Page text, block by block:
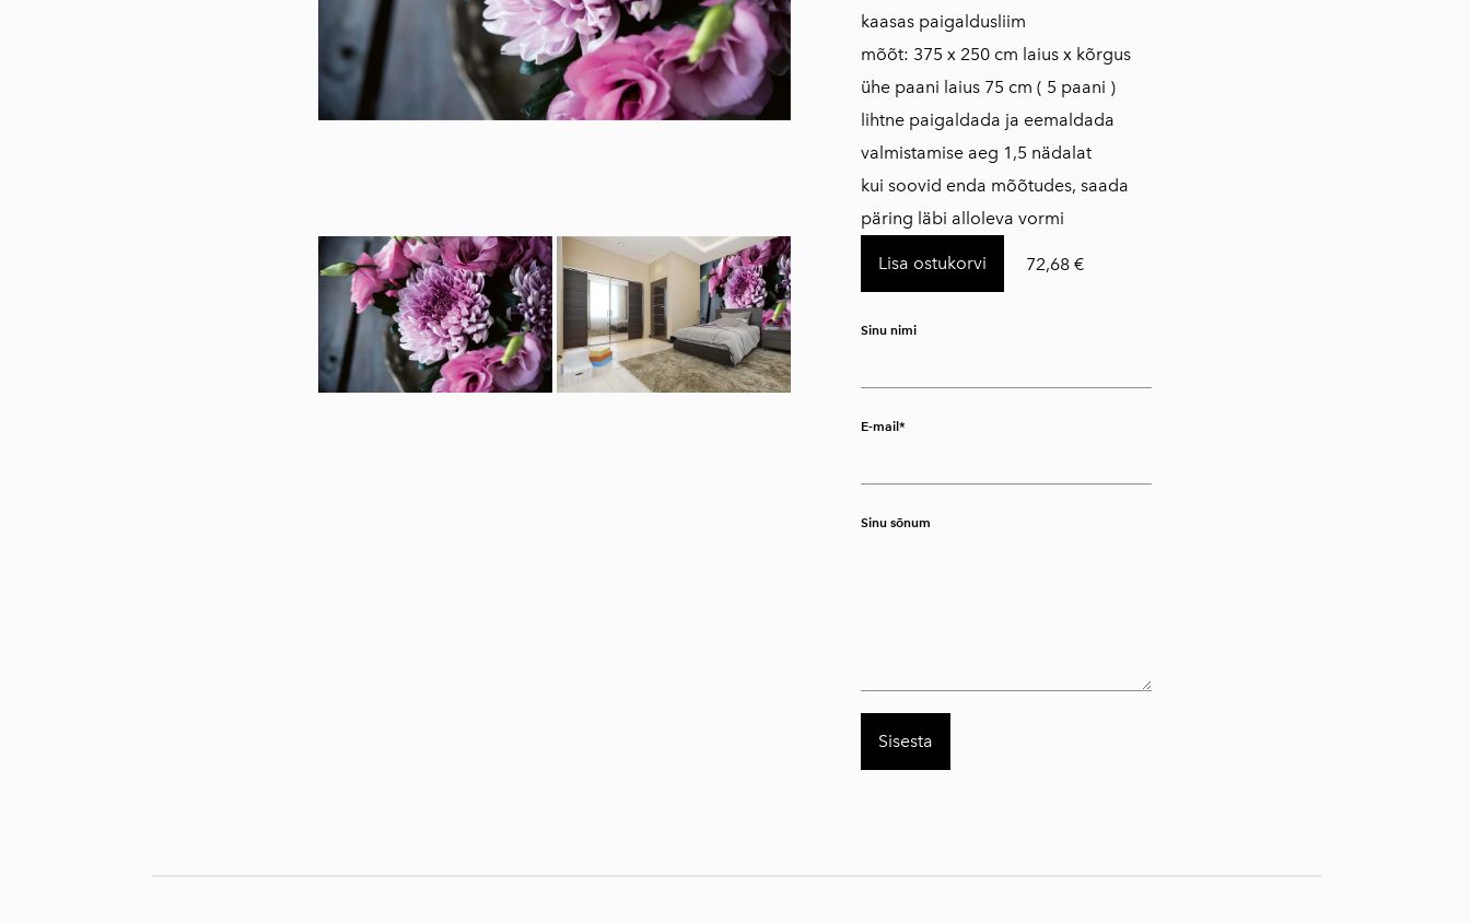
kaasas paigaldusliim
mõõt: 375 x 250 cm laius x kõrgus
ühe paani laius 75 cm ( 5 paani )
​lihtne paigaldada ja eemaldada
valmistamise aeg 1,5 nädalat
kui soovid enda mõõtudes, saada
päring läbi alloleva vormi
Lisa ostukorvi 72,68 €
Sinu nimi
E-mail
Sinu sõnum